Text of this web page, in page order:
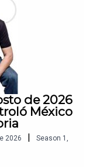
de 2026
México
2026 | Season 1 ,